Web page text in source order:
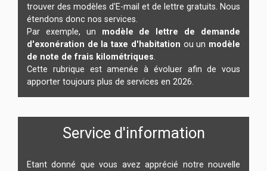
trouver des modèles d'E-mail et de lettre gratuits. Nous
étendons donc nos services.
Par exemple, un modèle de lettre de demande
d'exonération de la taxe d'habitation ou un modèle
de note de frais kilométriques.
Cette rubrique est amenée à évoluer afin de vous
apporter toujours plus de services en 2026.
Service d'information
Etant donné que vous avez apprécié notre nouvelle